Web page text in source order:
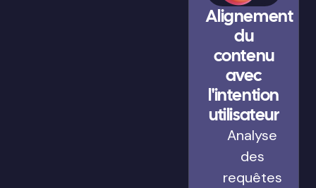
Alignement
du
contenu
avec
l'intention
utilisateur
Analyse
des
requêtes